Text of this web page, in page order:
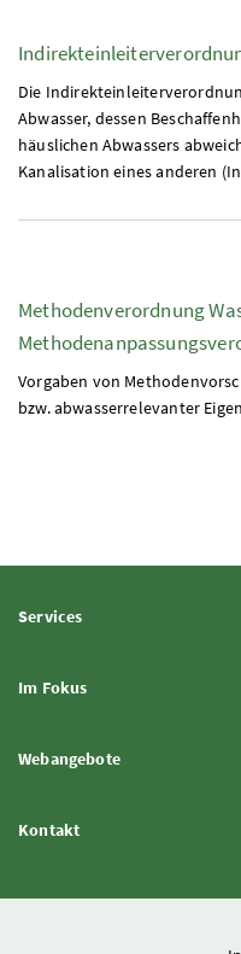
Die
Abwasser, dessen
häuslichen Abwassers
Kanalisation eines anderen
Methodenverordnung
Vorgaben von
bzw.abwasserrelevanter
ServicesInhalt aufklappen
Im FokusInhalt aufklappen
WebangeboteInhalt
KontaktInhalt aufklappen